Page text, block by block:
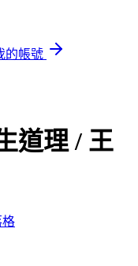
的帳號
道理 / 王
格